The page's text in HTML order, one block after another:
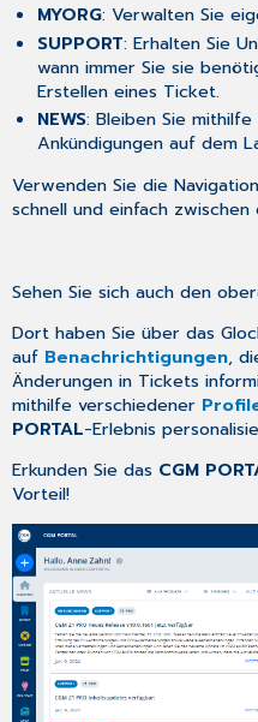
MYORG: Verwalten Sie
SUPPORT: Erhalten Sie
wann immer Sie sie
Erstellen eines Ticket.
NEWS: Bleiben Sie
Ankündigungen auf dem
Verwenden Sie die
schnell und einfach
Sehen Sie sich auch den
Dort haben Sie über das
auf Benachrichtigungen,
Änderungen in Tickets
mithilfe verschiedener
PORTAL-Erlebnis
Erkunden Sie das CGM
Vorteil!